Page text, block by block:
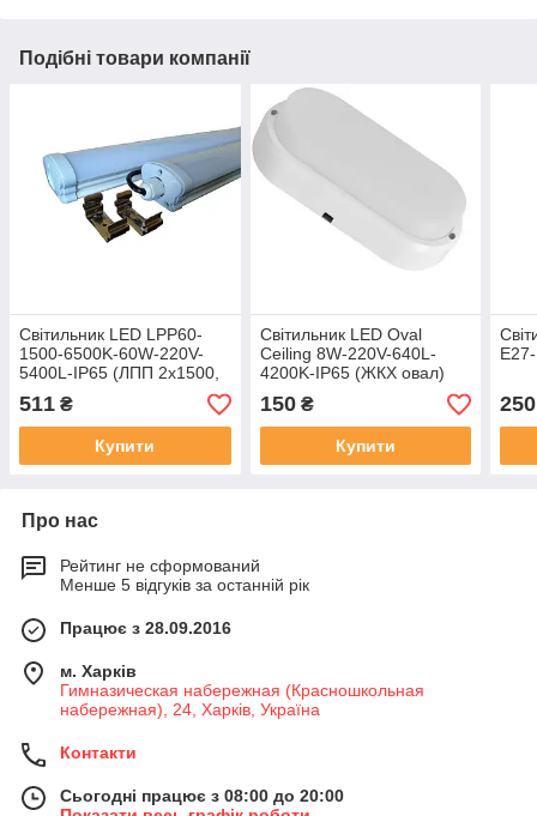
Подібні товари компанії
Світильник LED LPP60-
1500-6500K-60W-220V-
5400L-IP65 (ЛПП 2х1500,
ЛПП 2х54)
511 ₴
Купити
Світильник LED Oval
Ceiling 8W-220V-640L-
4200K-IP65 (ЖКХ овал)
150₴
Купити
250
Про нас
Рейтинг не сформований
Менше 5 відгуків за останній рік
Працює з 28.09.2016
м. Харків
Гимназическая набережная (Красношкольная
набережная), 24, Харків, Україна
Контакти
Сьогодні працює з 08:00 до 20:00